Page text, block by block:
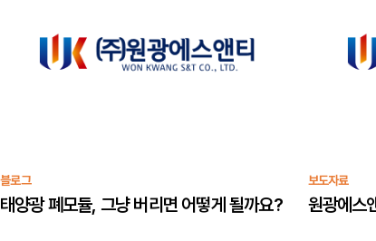
블로그
태양광 폐모듈, 그냥 버리면 어떻게 될까요?
보도자료